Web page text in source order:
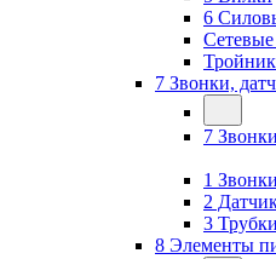
6
7 Звонки,
7
1 Звонки
2
3
8 Элементы